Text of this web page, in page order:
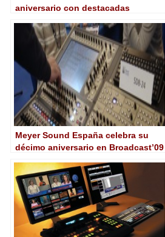
aniversario con destacadas
Meyer Sound España celebra su
décimo aniversario en Broadcast’09